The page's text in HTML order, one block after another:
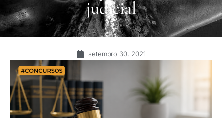
judicial
setembro 30, 2021